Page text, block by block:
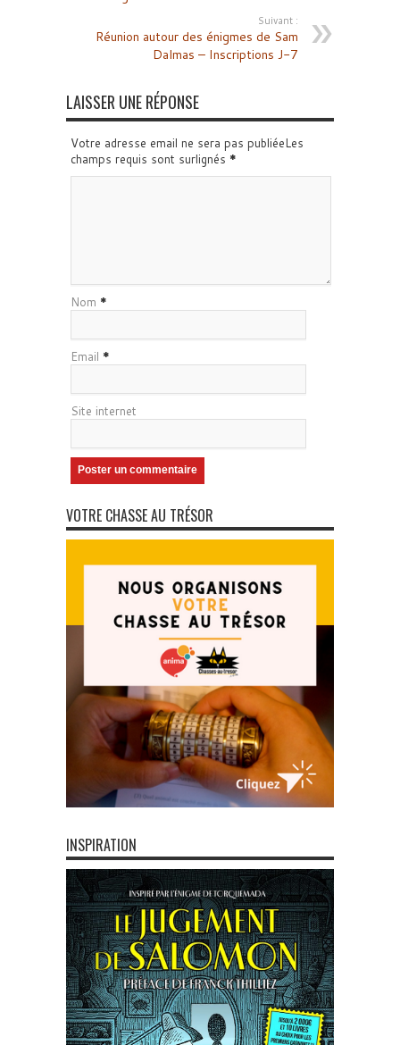
Suivant :
Réunion autour des énigmes de Sam
Dalmas – Inscriptions J-7
LAISSER UNE RÉPONSE
Votre adresse email ne sera pas publiéeLes
champs requis sont surlignés *
Nom *
Email *
Site internet
VOTRE CHASSE AU TRÉSOR
INSPIRATION